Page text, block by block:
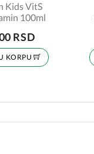
Kids VitS
100ml
RSD
KORPU